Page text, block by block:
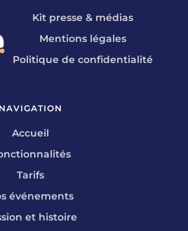
Kit presse & médias
Mentions légales
Politique de confidentialité
NAVIGATION
Accueil
Tarifs
événements
et histoire